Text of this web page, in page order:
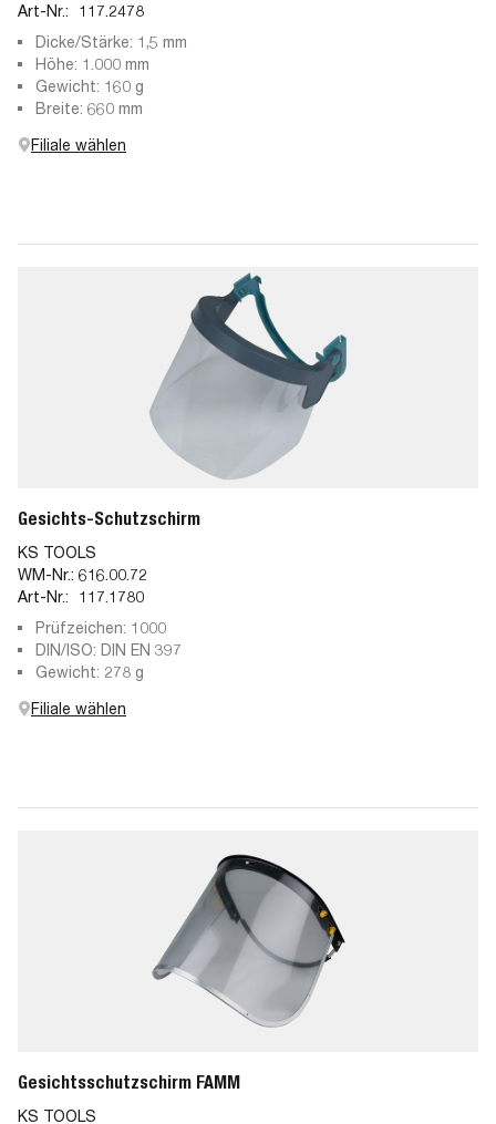
Art-Nr.:
117.2478
Dicke/Stärke: 1,5 mm
Höhe: 1.000 mm
Gewicht: 160 g
Breite: 660 mm
Filiale wählen
Gesichts-Schutzschirm
KS TOOLS
WM-Nr.: 616.00.72
Art-Nr.:
117.1780
Prüfzeichen: 1000
DIN/ISO: DIN EN 397
Gewicht: 278 g
Filiale wählen
Gesichtsschutzschirm FAMM
KS TOOLS